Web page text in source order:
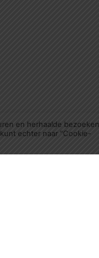
en herhaalde bezoeken
echter naar "Cookie-